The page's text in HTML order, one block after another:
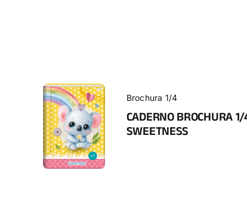
Brochura 1/4
CADERNO BROCHURA
SWEETNESS